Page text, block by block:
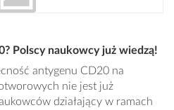
Polscy naukowcy już wiedzą!
antygenu CD20 na
nie jest już
działający w ramach